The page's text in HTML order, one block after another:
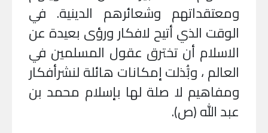
ومعتقداتهم وشعائرهم الدينية. في
الوقت الذي أتيح لافكار ورؤى بعيدة عن
الاسلام أن تخترق عقول المسلمين في
العالم ، وبًُذلت إمكانات هائلة لنشرأفكار
ومفاهيم لا صلة لها بإسلام محمد بن
عبد الله (ص).